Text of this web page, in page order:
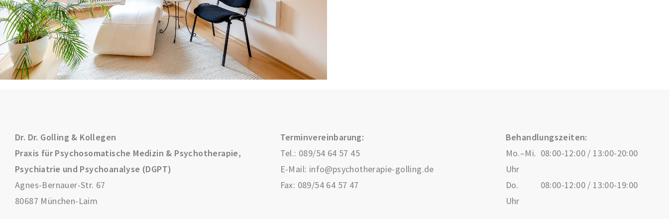
Dr. Dr. Golling & Kollegen
Praxis für Psychosomatische Medizin & Psychotherapie,
Psychiatrie und Psychoanalyse (DGPT)
Agnes-Bernauer-Str. 67
80687 München-Laim
Terminvereinbarung:
Tel.: 089/54 64 57 45
E-Mail: info@psychotherapie-golling.de
Fax: 089/54 64 57 47
Behandlungszeiten:
Mo.–Mi. 08:00-12:00 / 13:00-20:00
Uhr
Do.
08:00-12:00 / 13:00-19:00
Uhr